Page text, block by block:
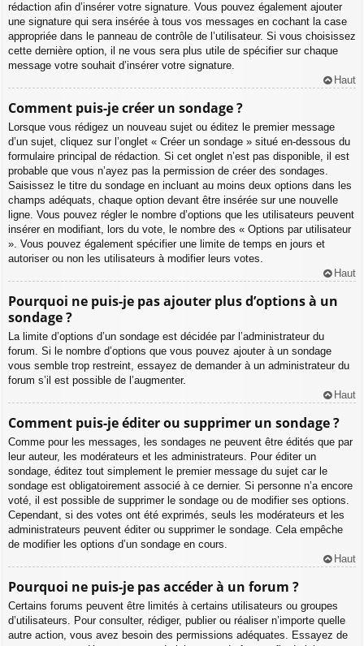
rédaction afin d’insérer votre signature. Vous pouvez également ajouter
une signature qui sera insérée à tous vos messages en cochant la case
appropriée dans le panneau de contrôle de l’utilisateur. Si vous choisissez
cette dernière option, il ne vous sera plus utile de spécifier sur chaque
message votre souhait d’insérer votre signature.
Haut
Comment puis-je créer un sondage ?
Lorsque vous rédigez un nouveau sujet ou éditez le premier message
d’un sujet, cliquez sur l’onglet « Créer un sondage » situé en-dessous du
formulaire principal de rédaction. Si cet onglet n’est pas disponible, il est
probable que vous n’ayez pas la permission de créer des sondages.
Saisissez le titre du sondage en incluant au moins deux options dans les
champs adéquats, chaque option devant être insérée sur une nouvelle
ligne. Vous pouvez régler le nombre d’options que les utilisateurs peuvent
insérer en modifiant, lors du vote, le nombre des « Options par utilisateur
». Vous pouvez également spécifier une limite de temps en jours et
autoriser ou non les utilisateurs à modifier leurs votes.
Haut
Pourquoi ne puis-je pas ajouter plus d’options à un
sondage ?
La limite d’options d’un sondage est décidée par l’administrateur du
forum. Si le nombre d’options que vous pouvez ajouter à un sondage
vous semble trop restreint, essayez de demander à un administrateur du
forum s’il est possible de l’augmenter.
Haut
Comment puis-je éditer ou supprimer un sondage ?
Comme pour les messages, les sondages ne peuvent être édités que par
leur auteur, les modérateurs et les administrateurs. Pour éditer un
sondage, éditez tout simplement le premier message du sujet car le
sondage est obligatoirement associé à ce dernier. Si personne n’a encore
voté, il est possible de supprimer le sondage ou de modifier ses options.
Cependant, si des votes ont été exprimés, seuls les modérateurs et les
administrateurs peuvent éditer ou supprimer le sondage. Cela empêche
de modifier les options d’un sondage en cours.
Haut
Pourquoi ne puis-je pas accéder à un forum ?
Certains forums peuvent être limités à certains utilisateurs ou groupes
d’utilisateurs. Pour consulter, rédiger, publier ou réaliser n’importe quelle
autre action, vous avez besoin des permissions adéquates. Essayez de